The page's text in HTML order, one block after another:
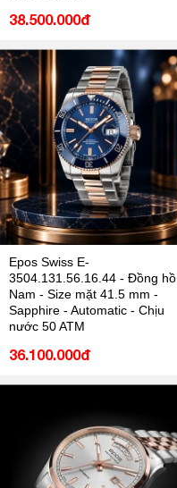
38.500.000đ
Epos Swiss E-
3504.131.56.16.44 - Đồng hồ
Nam - Size mặt 41.5 mm -
Sapphire - Automatic - Chịu
nước 50 ATM
36.100.000đ